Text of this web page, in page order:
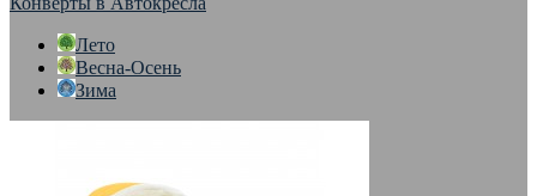
Лето
Весна-Осень
Зима